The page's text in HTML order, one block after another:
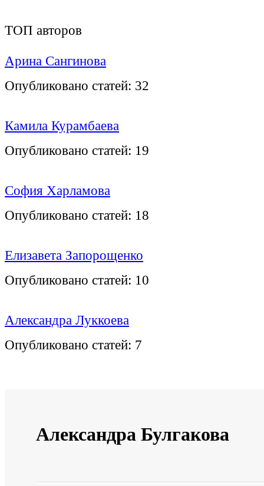
ТОП авторов
Арина Сангинова
Опубликовано статей: 32
Камила Курамбаева
Опубликовано статей: 19
София Харламова
Опубликовано статей: 18
Елизавета Запорощенко
Опубликовано статей: 10
Александра Луккоева
Опубликовано статей: 7
Александра Булгакова